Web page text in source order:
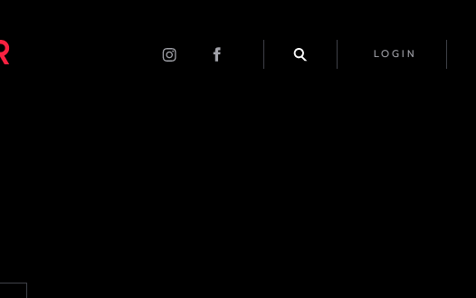
LOGIN